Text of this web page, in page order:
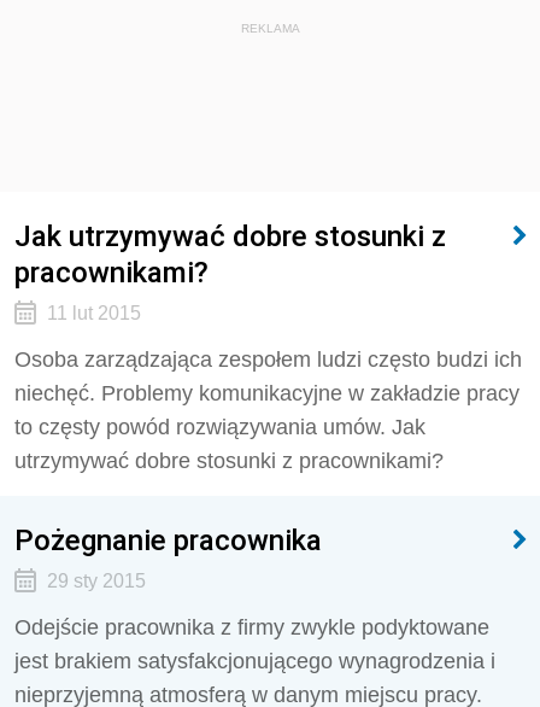
REKLAMA
Jak utrzymywać dobre stosunki z
pracownikami?
11 lut 2015
Osoba zarządzająca zespołem ludzi często budzi ich
niechęć. Problemy komunikacyjne w zakładzie pracy
to częsty powód rozwiązywania umów. Jak
utrzymywać dobre stosunki z pracownikami?
Pożegnanie pracownika
29 sty 2015
Odejście pracownika z firmy zwykle podyktowane
jest brakiem satysfakcjonującego wynagrodzenia i
nieprzyjemną atmosferą w danym miejscu pracy.